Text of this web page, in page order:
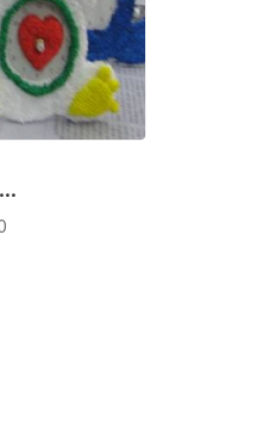
탁상시계/벽시계 클레이 체험교실 (선택1)